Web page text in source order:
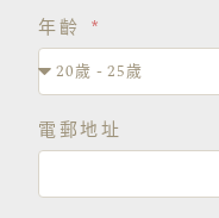
年齡
電郵地址